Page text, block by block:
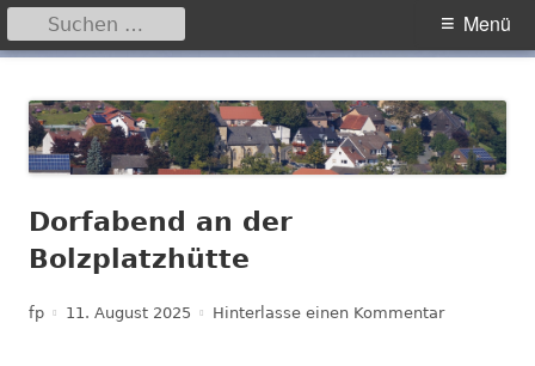
zum
Inhalt
Primäres
Menü
Suchen
nach:
Dorfabend an der
Bolzplatzhütte
Autor
fp Veröffentlicht
11. August 2025 Hinterlasse einen Kommentarzu